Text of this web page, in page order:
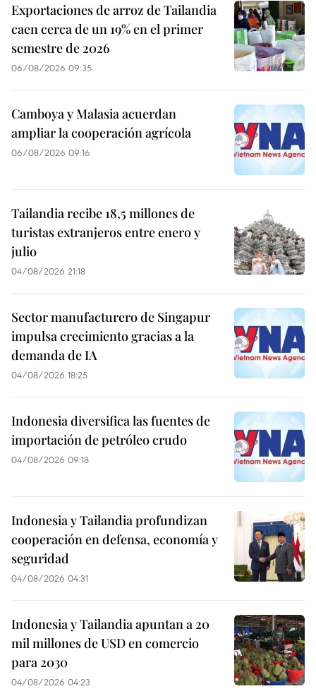
Exportaciones de arroz de Tailandia
caen cerca de un 19% en el primer
semestre de 2026
06/08/2026 09:35
Camboya y Malasia acuerdan
ampliar la cooperación agrícola
06/08/2026 09:16
Tailandia recibe 18,5 millones de
turistas extranjeros entre enero y
julio
04/08/2026 21:18
Sector manufacturero de Singapur
impulsa crecimiento gracias a la
demanda de IA
04/08/2026 18:25
Indonesia diversifica las fuentes de
importación de petróleo crudo
04/08/2026 09:18
Indonesia y Tailandia profundizan
cooperación en defensa, economía y
seguridad
04/08/2026 04:31
Indonesia y Tailandia apuntan a 20
mil millones de USD en comercio
para 2030
04/08/2026 04:23